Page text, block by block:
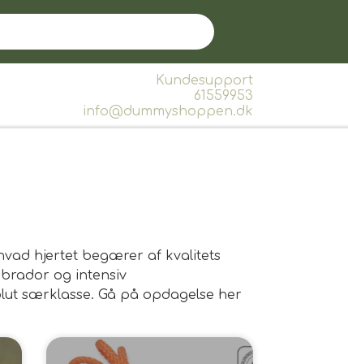
Kundesupport
61559953
info@dummyshoppen.dk
hjertet begærer af kvalitets
og intensiv
særklasse. Gå på opdagelse her